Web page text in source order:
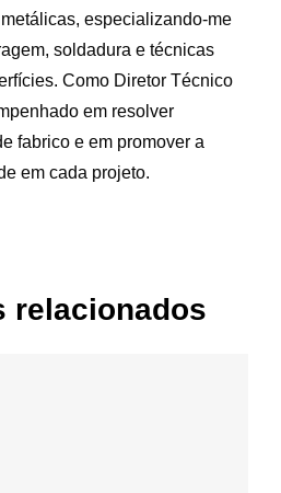
especializando-me
soldadura e técnicas
Como Diretor Técnico
em resolver
fabrico e em promover a
em cada projeto.
relacionados